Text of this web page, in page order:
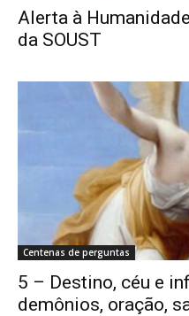
Alerta à
da SOUST
Centenas de perguntas
5 – Destino, céu e
demônios, oração,